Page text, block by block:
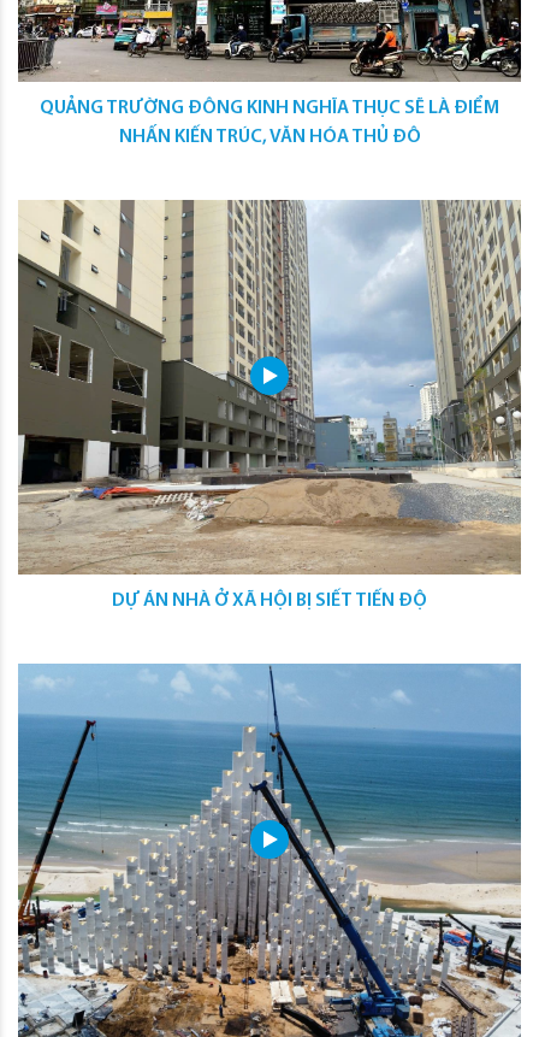
QUẢNG TRƯỜNG ĐÔNG KINH NGHĨA THỤC SẼ LÀ ĐIỂM
NHẤN KIẾN TRÚC, VĂN HÓA THỦ ĐÔ
DỰ ÁN NHÀ Ở XÃ HỘI BỊ SIẾT TIẾN ĐỘ